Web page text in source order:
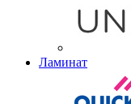
Ламинат